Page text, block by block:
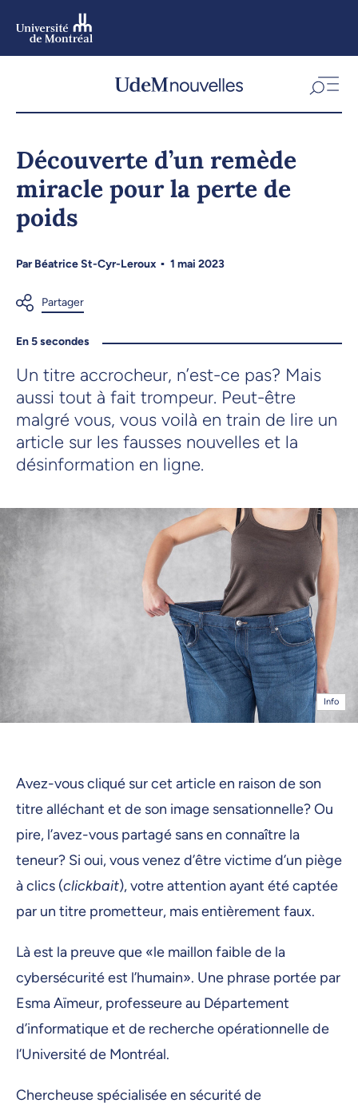
Découverte d’un remède
miracle pour la perte de
poids
ParBéatrice St-Cyr-Leroux 1 mai 2023
En 5 secondes
Un titre accrocheur, n’est-ce pas? Mais
aussi tout à fait trompeur. Peut-être
malgré vous, vous voilà en train de lire un
article sur les fausses nouvelles et la
désinformation en ligne.
Info
Avez-vous cliqué sur cet article en raison de son
titre alléchant et de son image sensationnelle? Ou
pire, l’avez-vous partagé sans en connaître la
teneur? Si oui, vous venez d’être victime d’un piège
à clics (clickbait), votre attention ayant été captée
par un titre prometteur, mais entièrement faux.
Là est la preuve que «le maillon faible de la
cybersécurité est l’humain». Une phrase portée par
Esma Aïmeur, professeure au Département
d’informatique et de recherche opérationnelle de
l’Université de Montréal.
Chercheuse spécialisée en sécurité de